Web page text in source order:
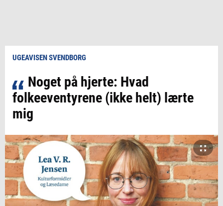
UGEAVISEN SVENDBORG
Noget på hjerte: Hvad
folkeeventyrene (ikke helt) lærte
mig